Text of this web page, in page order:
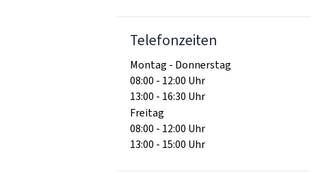
Telefonzeiten
Montag - Donnerstag
08:00 - 12:00 Uhr
13:00 - 16:30 Uhr
Freitag
08:00 - 12:00 Uhr
13:00 - 15:00 Uhr